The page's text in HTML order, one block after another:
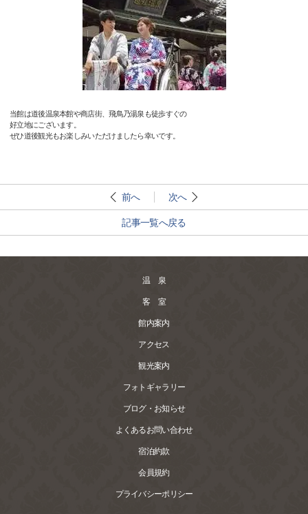
当館は道後温泉本館や商店街、飛鳥乃湯泉も徒歩すぐの
好立地にございます。
ぜひ道後観光もお楽しみいただけましたら幸いです。
前へ 次へ
記事一覧へ戻る
温 泉
客 室
館内案内
アクセス
観光案内
フォトギャラリー
ブログ・お知らせ
よくあるお問い合わせ
宿泊約款
会員規約
プライバシーポリシー